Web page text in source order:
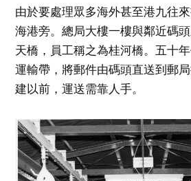
由於要處理眾多海外甚至港九往
海港旁。總局大樓一樓與鄰近碼
天橋，員工稱之為桂河橋。五十
運輸帶，將郵件由碼頭直送到郵
建以前，運送需靠人手。